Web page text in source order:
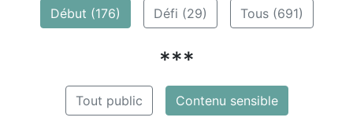
Début (176) Défi (29) Tous (691)
***
Tout public Contenu sensible